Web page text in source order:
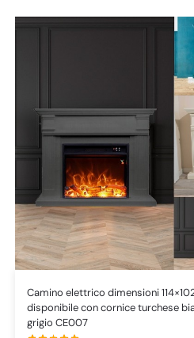
Camino elettrico dimensioni
disponibile con cornice turchese
grigio CE007